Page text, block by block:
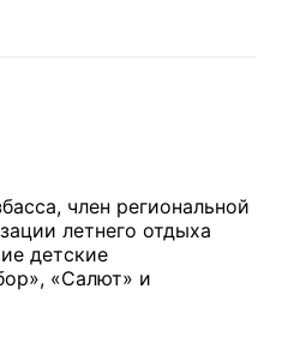
член региональной
летнего отдыха
детские
«Салют» и